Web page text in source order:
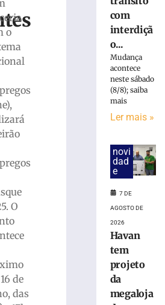
o
O
de
das
redução,
baixa
com
interdiçã
o...
Mudança
acontece
neste sábado
(8/8); saiba
mais
Ler mais »
novi
dad
e
7 DE
AGOSTO DE
2026
Havan
tem
projeto
da
megaloja